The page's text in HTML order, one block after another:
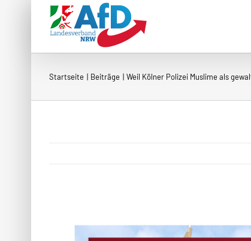
Startseite Beiträge Weil Kölner Polizei Muslime als